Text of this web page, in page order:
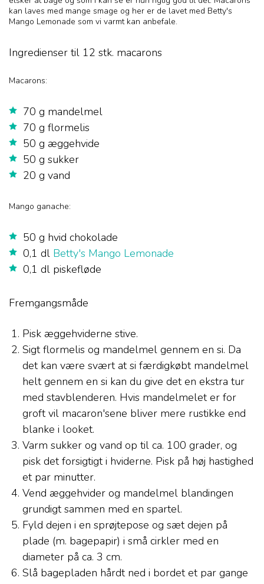
kan laves med mange smage og her er de lavet med Betty's
Mango Lemonade som vi varmt kan anbefale.
Ingredienser til 12 stk. macarons
Macarons:
70 g mandelmel
70 g flormelis
50 g æggehvide
50 g sukker
20 g vand
Mango ganache:
50 g hvid chokolade
0,1 dl Betty's Mango Lemonade
0,1 dl piskefløde
Fremgangsmåde
Pisk æggehviderne stive.
Sigt flormelis og mandelmel gennem en si. Da
det kan være svært at si færdigkøbt mandelmel
helt gennem en si kan du give det en ekstra tur
med stavblenderen. Hvis mandelmelet er for
groft vil macaron'sene bliver mere rustikke end
blanke i looket.
Varm sukker og vand op til ca. 100 grader, og
pisk det forsigtigt i hviderne. Pisk på høj hastighed
et par minutter.
Vend æggehvider og mandelmel blandingen
grundigt sammen med en spartel.
Fyld dejen i en sprøjtepose og sæt dejen på
plade (m. bagepapir) i små cirkler med en
diameter på ca. 3 cm.
Slå bagepladen hårdt ned i bordet et par gange